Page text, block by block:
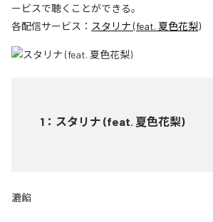
ービスで聴くことができる。
各配信サービス： スタリナ (feat. 夏色花梨)
1 ： スタリナ (feat. 夏色花梨)
漉餡